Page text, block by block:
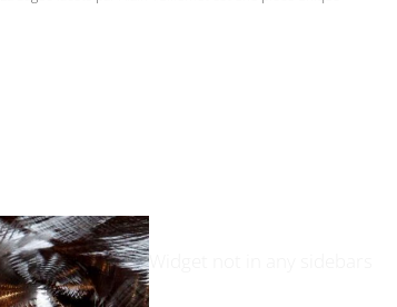
Widget not in any sidebars